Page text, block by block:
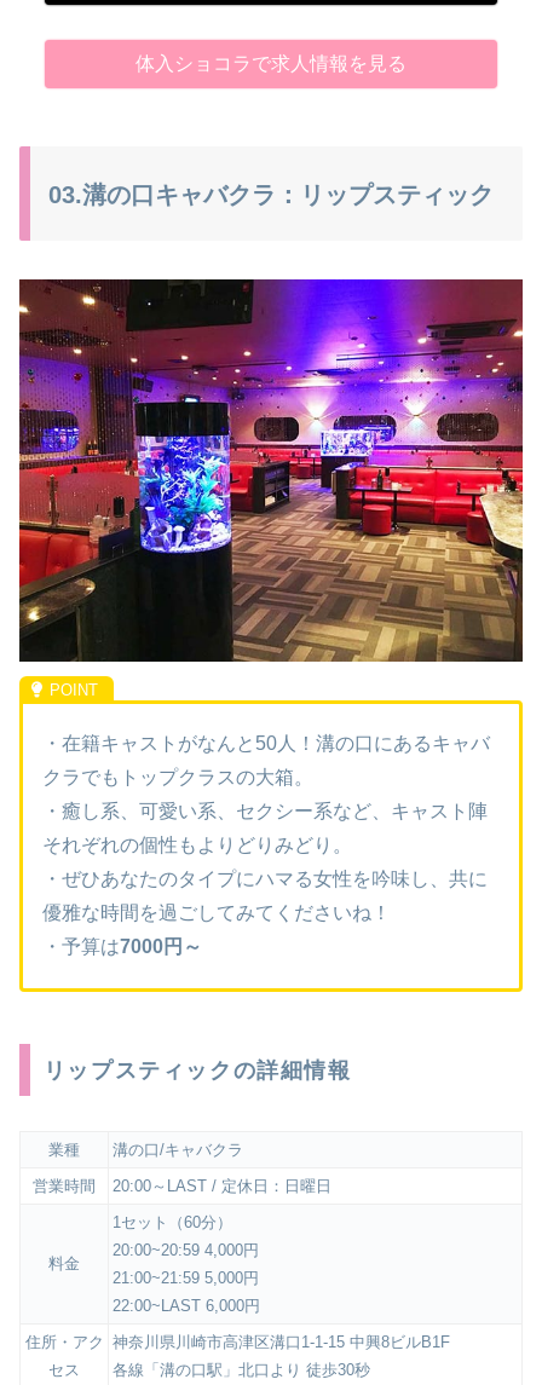
体入ショコラで求人情報を見る
03.溝の口キャバクラ：リップスティック
・在籍キャストがなんと50人！溝の口にあるキャバ
クラでもトップクラスの大箱。
・癒し系、可愛い系、セクシー系など、キャスト陣
それぞれの個性もよりどりみどり。
・ぜひあなたのタイプにハマる女性を吟味し、共に
優雅な時間を過ごしてみてくださいね！
・予算は7000円～
リップスティックの詳細情報
業種
溝の口/キャバクラ
営業時間
20:00～LAST / 定休日：日曜日
料金
1セット（60分）
20:00~20:59 4,000円
21:00~21:59 5,000円
22:00~LAST 6,000円
住所・アク
セス
神奈川県川崎市高津区溝口1-1-15 中興8ビルB1F
各線「溝の口駅」北口より 徒歩30秒